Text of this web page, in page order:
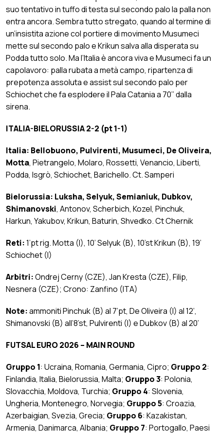
suo tentativo in tuffo di testa sul secondo palo la palla non
entra ancora. Sembra tutto stregato, quando al termine di
un’insistita azione col portiere di movimento Musumeci
mette sul secondo palo e Krikun salva alla disperata su
Podda tutto solo. Ma l’Italia è ancora viva e Musumeci fa un
capolavoro: palla rubata a metà campo, ripartenza di
prepotenza assoluta e assist sul secondo palo per
Schiochet che fa esplodere il Pala Catania a 70’’ dalla
sirena.
ITALIA-BIELORUSSIA 2-2 (pt 1-1)
Italia: Bellobuono, Pulvirenti, Musumeci, De Oliveira,
Motta, Pietrangelo, Molaro, Rossetti, Venancio, Liberti,
Podda, Isgrò, Schiochet, Barichello. Ct. Samperi
Bielorussia: Luksha, Selyuk, Semianiuk, Dubkov,
Shimanovski, Antonov, Scherbich, Kozel, Pinchuk,
Harkun, Yakubov, Krikun, Baturin, Shvedko. Ct Chernik
Reti:1’pt rig. Motta (I), 10’ Selyuk (B), 10’st Krikun (B), 19’
Schiochet (I)
Arbitri:Ondrej Cerny (CZE), Jan Kresta (CZE), Filip,
Nesnera (CZE); Crono: Zanfino (ITA)
Note:ammoniti Pinchuk (B) al 7’pt, De Oliveira (I) al 12’,
Shimanovski (B) all’8’st, Pulvirenti (I) e Dubkov (B) al 20’
FUTSAL EURO 2026 – MAIN ROUND
Gruppo 1: Ucraina, Romania, Germania, Cipro; Gruppo 2:
Finlandia, Italia, Bielorussia, Malta; Gruppo 3: Polonia,
Slovacchia, Moldova, Turchia; Gruppo 4: Slovenia,
Ungheria, Montenegro, Norvegia; Gruppo 5: Croazia,
Azerbaigian, Svezia, Grecia; Gruppo 6: Kazakistan,
Armenia, Danimarca, Albania; Gruppo 7: Portogallo, Paesi